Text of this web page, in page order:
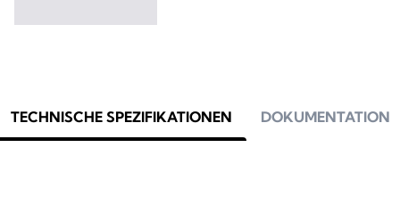
TECHNISCHE SPEZIFIKATIONEN DOKUMENTATION